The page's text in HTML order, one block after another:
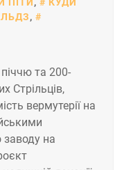
,
та 200-
Стрільців,
вермутерії на
на